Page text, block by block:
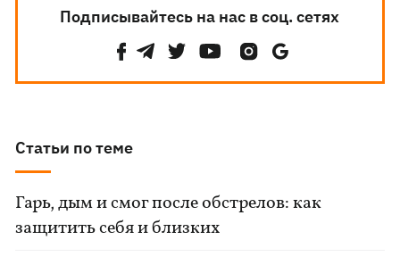
Подписывайтесь на нас в соц. сетях
Статьи по теме
Гарь, дым и смог после обстрелов: как
защитить себя и близких